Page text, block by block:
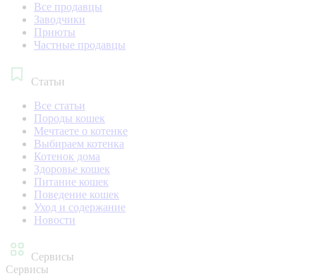
Все продавцы
Заводчики
Приюты
Частные продавцы
Статьи
Все статьи
Породы кошек
Мечтаете о котенке
Выбираем котенка
Котенок дома
Здоровье кошек
Питание кошек
Поведение кошек
Уход и содержание
Новости
Сервисы
Сервисы